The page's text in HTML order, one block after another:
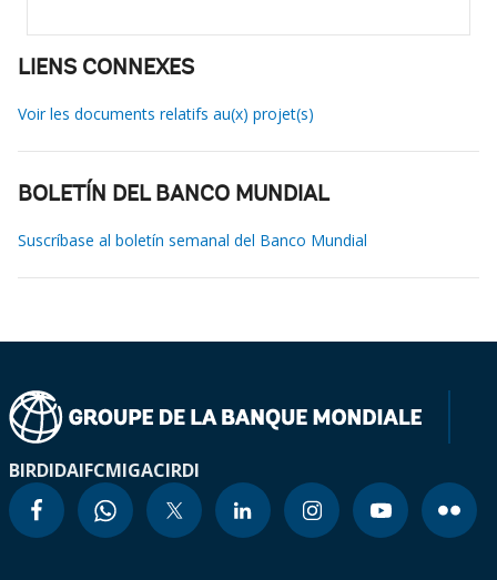
LIENS CONNEXES
Voir les documents relatifs au(x) projet(s)
BOLETÍN DEL BANCO MUNDIAL
Suscríbase al boletín semanal del Banco Mundial
BIRDIDAIFCMIGACIRDI